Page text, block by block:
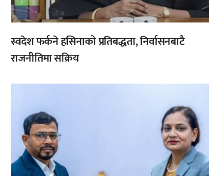
स्वदेश फर्कने हसिनाको प्रतिबद्धता, निर्वासनबाटै
राजनीतिमा सक्रिय
,